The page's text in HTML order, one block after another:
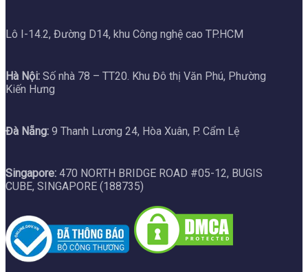
Lô I-14.2, Đường D14, khu Công nghệ cao TP.HCM
Hà Nội: Số nhà 78 – TT20. Khu Đô thị Văn Phú, Phường
Kiến Hưng
Đà Nẵng: 9 Thanh Lương 24, Hòa Xuân, P. Cẩm Lệ
Singapore: 470 NORTH BRIDGE ROAD #05-12, BUGIS
CUBE, SINGAPORE (188735)